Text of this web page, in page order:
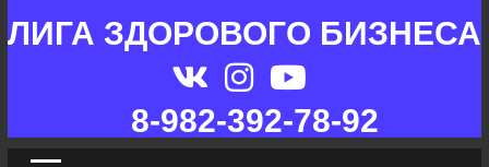
ЛИГА ЗДОРОВОГО БИЗНЕСА
8-982-392-78-92